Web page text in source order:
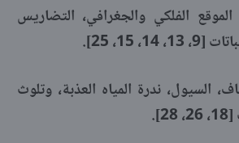
الفلكي والجغرافي، التضاريس
15، 25].
السيول، ندرة المياه العذبة، وتلوث